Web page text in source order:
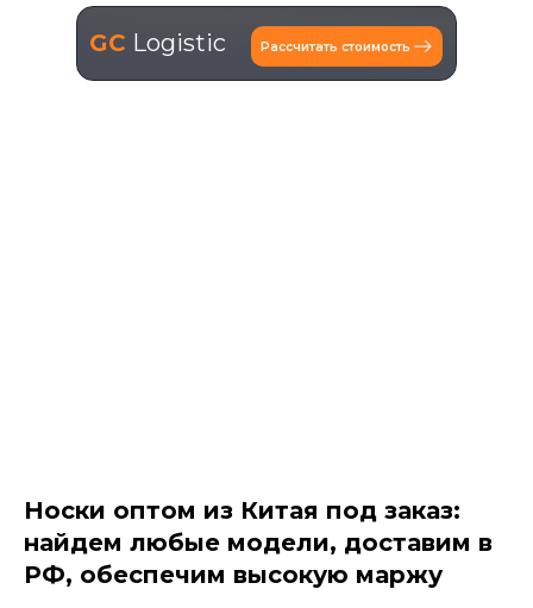
GC Logistic Рассчитать стоимость
Носки оптом из Китая под заказ:
найдем любые модели, доставим в
РФ, обеспечим высокую маржу